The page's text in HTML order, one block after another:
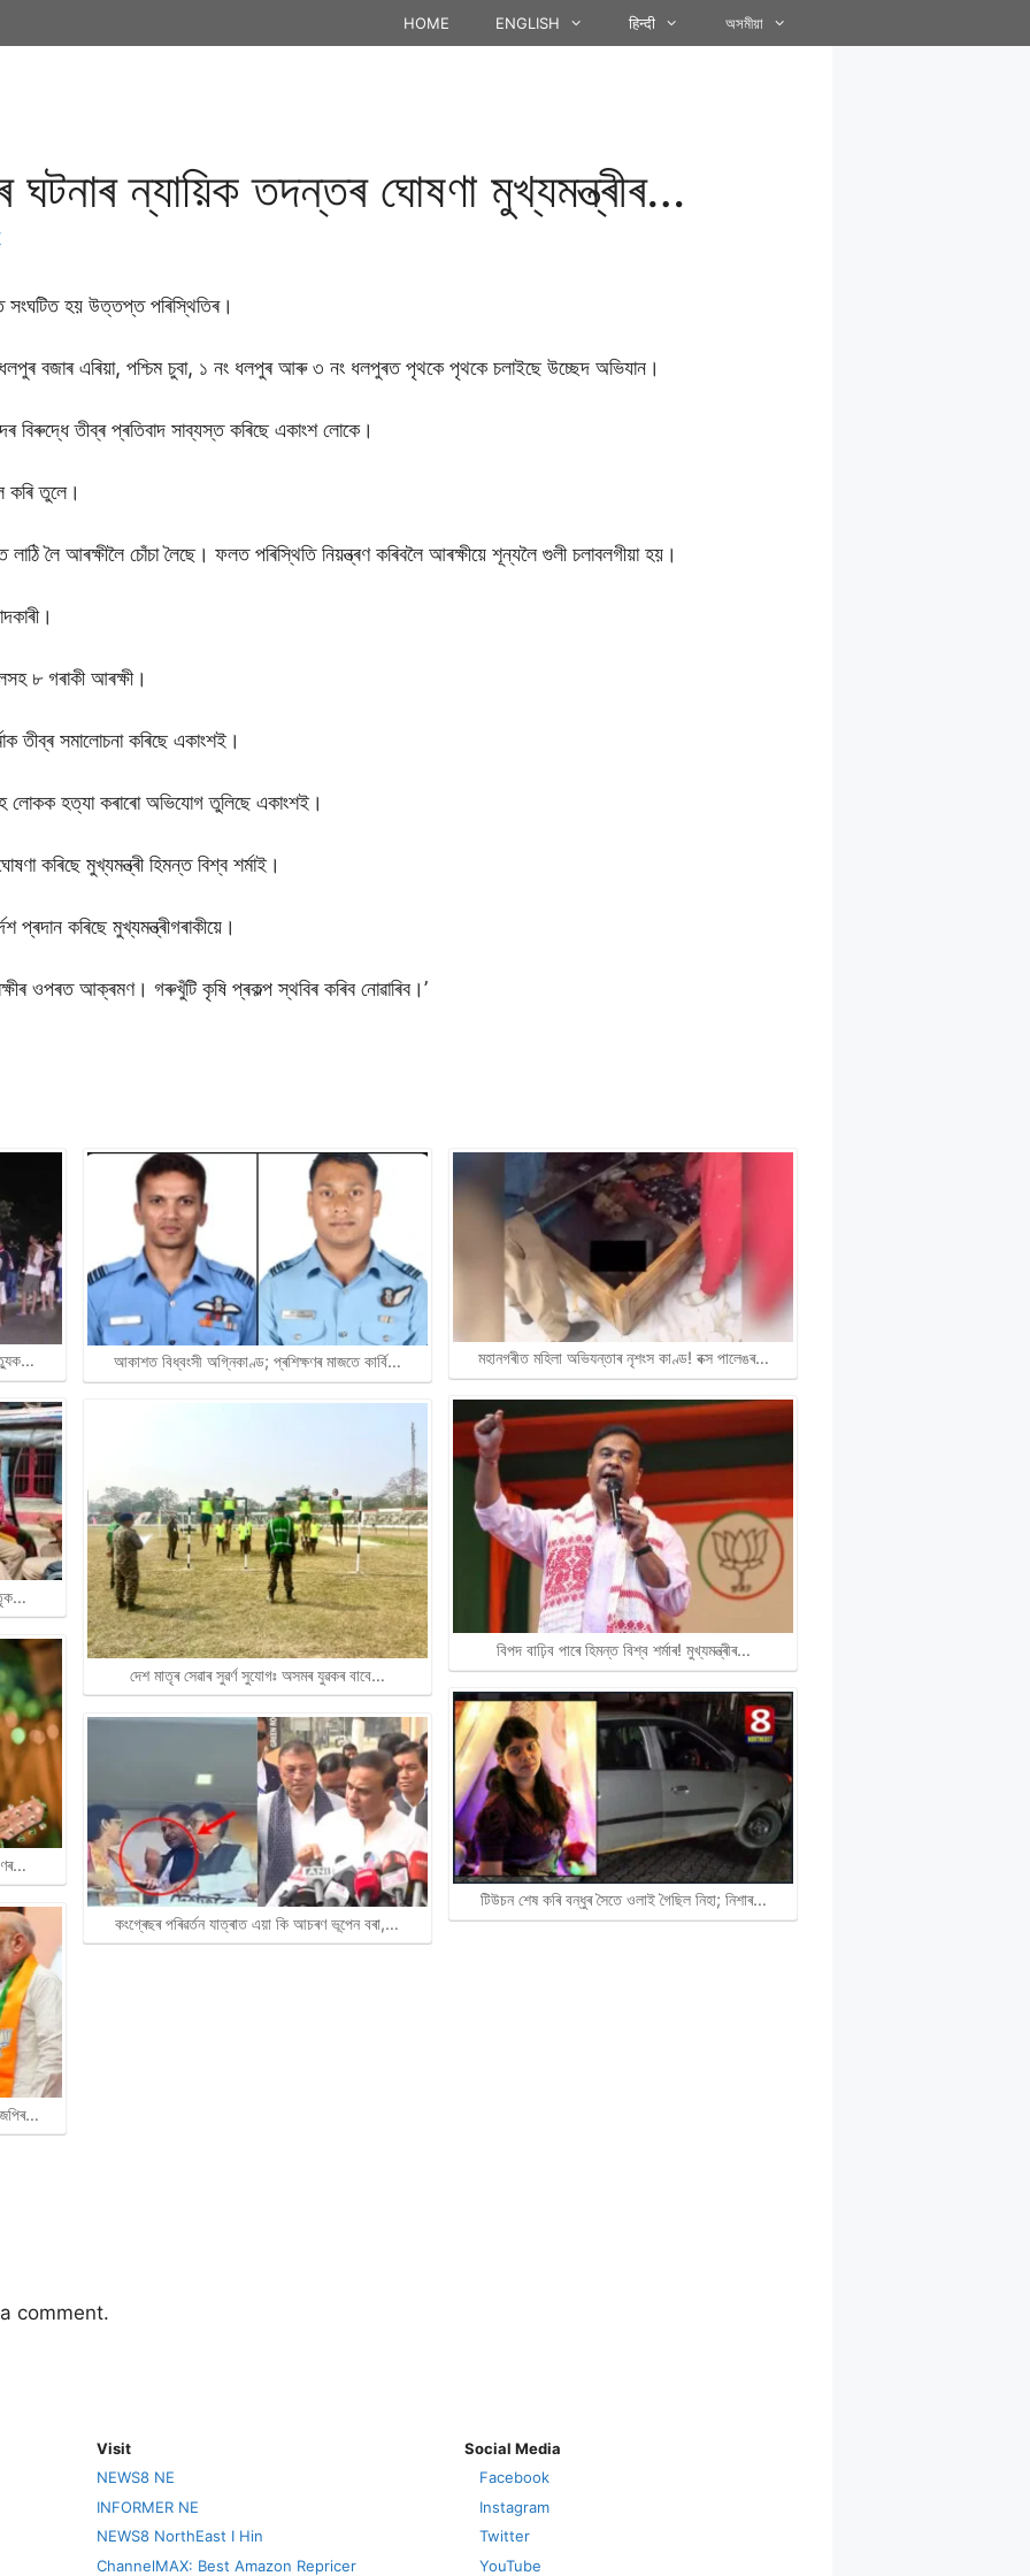
HOME ENGLISH हिन्दी অসমীয়া
ঘটনাৰ ন্যায়িক তদন্তৰ ঘোষণা মুখ্যমন্ত্ৰীৰ…
সংঘটিত হয় উত্তপ্ত পৰিস্থিতিৰ।
ধলপুৰ বজাৰ এৰিয়া, পশ্চিম চুবা, ১ নং ধলপুৰ আৰু ৩ নং ধলপুৰত পৃথকে পৃথকে চলাইছে উচ্ছেদ অভিযান।
তীব্ৰ প্ৰতিবাদ সাব্যস্ত কৰিছে একাংশ লোকে।
কৰি তুলে।
লৈ আৰক্ষীলৈ চোঁচা লৈছে। ফলত পৰিস্থিতি নিয়ন্ত্ৰণ কৰিবলৈ আৰক্ষীয়ে শূন্যলৈ গুলী চলাবলগীয়া হয়।
৮ গৰাকী আৰক্ষী।
তীব্ৰ সমালোচনা কৰিছে একাংশই।
লোকক হত্যা কৰাৰো অভিযোগ তুলিছে একাংশই।
কৰিছে মুখ্যমন্ত্ৰী হিমন্ত বিশ্ব শৰ্মাই।
প্ৰদান কৰিছে মুখ্যমন্ত্ৰীগৰাকীয়ে।
ওপৰত আক্ৰমণ। গৰুখুঁটি কৃষি প্ৰকল্প স্থবিৰ কৰিব নোৱাৰিব।’
আকাশত বিধ্বংসী অগ্নিকাণ্ড; প্ৰশিক্ষণৰ মাজতে কাৰ্বি…
দেশ মাতৃৰ সেৱাৰ সুৱৰ্ণ সুযোগঃ অসমৰ যুৱকৰ বাবে…
কংগ্ৰেছৰ পৰিৱৰ্তন যাত্ৰাত এয়া কি আচৰণ ভূপেন বৰা,…
মহানগৰীত মহিলা অভিযন্তাৰ নৃশংস কাণ্ড! বক্স পালেঙৰ…
বিপদ বাঢ়িব পাৰে হিমন্ত বিশ্ব শৰ্মাৰ! মুখ্যমন্ত্ৰীৰ…
টিউচন শেষ কৰি বন্ধুৰ সৈতে ওলাই গৈছিল নিহা; নিশাৰ…
comment.
Visit
NEWS8 NE
INFORMER NE
NEWS8 NorthEast I Hin
ChannelMAX: Best Amazon Repricer
Social Media
Facebook
Instagram
Twitter
YouTube